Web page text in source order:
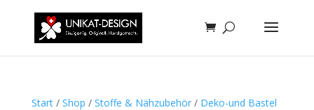
Start/ Shop / Stoffe & Nähzubehör/ Deko-und Bastel